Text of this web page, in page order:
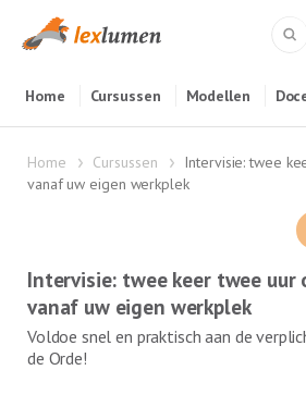
Home Cursussen Modellen
Home Cursussen
Intervisie: twee
vanaf uw eigen werkplek
Intervisie: twee keer twee
vanaf uw eigen werkplek
Voldoe snel en praktisch aan de
de Orde!